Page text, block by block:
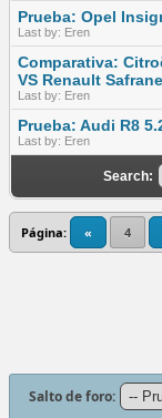
Prueba: Opel
Last by: Eren
Comparativa:
VS Renault
Last by: Eren
Prueba: Audi R8
Last by: Eren
Search:
Página: « 4
Salto de foro: